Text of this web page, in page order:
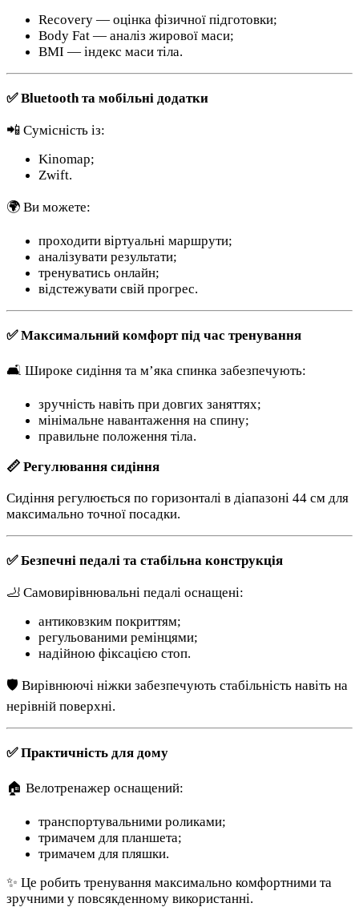
Recovery — оцінка фізичної підготовки;
Body Fat — аналіз жирової маси;
BMI — індекс маси тіла.
✅ Bluetooth та мобільні додатки
📲 Сумісність із:
Kinomap;
Zwift.
🌍 Ви можете:
проходити віртуальні маршрути;
аналізувати результати;
тренуватись онлайн;
відстежувати свій прогрес.
✅ Максимальний комфорт під час тренування
🛋 Широке сидіння та м’яка спинка забезпечують:
зручність навіть при довгих заняттях;
мінімальне навантаження на спину;
правильне положення тіла.
📏 Регулювання сидіння
Сидіння регулюється по горизонталі в діапазоні 44 см для
максимально точної посадки.
✅ Безпечні педалі та стабільна конструкція
🦶 Самовирівнювальні педалі оснащені:
антиковзким покриттям;
регульованими ремінцями;
надійною фіксацією стоп.
🛡 Вирівнюючі ніжки забезпечують стабільність навіть на
нерівній поверхні.
✅ Практичність для дому
🏠 Велотренажер оснащений:
транспортувальними роликами;
тримачем для планшета;
тримачем для пляшки.
✨ Це робить тренування максимально комфортними та
зручними у повсякденному використанні.